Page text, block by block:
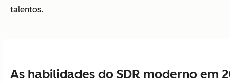
talentos.
As habilidades do SDR moderno em